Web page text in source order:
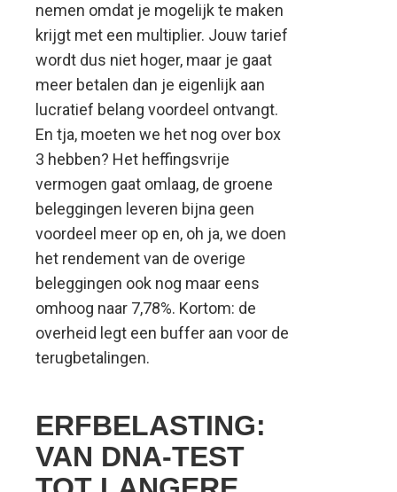
nemen omdat je mogelijk te maken
krijgt met een multiplier. Jouw tarief
wordt dus niet hoger, maar je gaat
meer betalen dan je eigenlijk aan
lucratief belang voordeel ontvangt.
En tja, moeten we het nog over box
3 hebben? Het heffingsvrije
vermogen gaat omlaag, de groene
beleggingen leveren bijna geen
voordeel meer op en, oh ja, we doen
het rendement van de overige
beleggingen ook nog maar eens
omhoog naar 7,78%. Kortom: de
overheid legt een buffer aan voor de
terugbetalingen.
ERFBELASTING:
VAN DNA-TEST